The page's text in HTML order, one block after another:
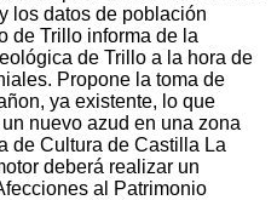
los datos de población
de Trillo informa de la
de Trillo a la hora de
Propone la toma de
ya existente, lo que
nuevo azud en una zona
de Cultura de Castilla La
deberá realizar un
al Patrimonio